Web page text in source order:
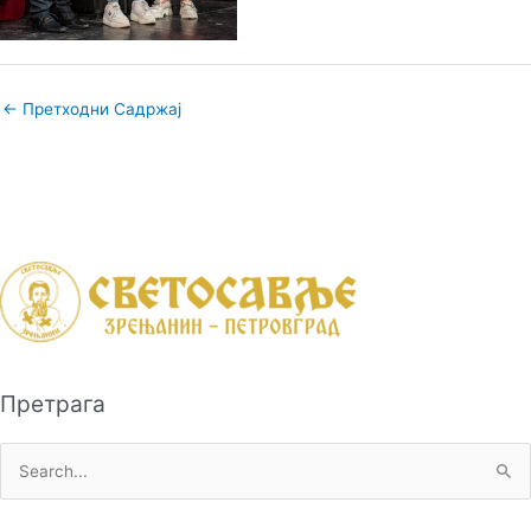
← Претходни Садржај
Претрага